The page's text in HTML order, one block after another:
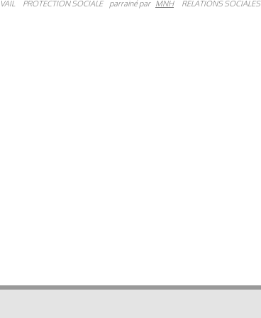
PROTECTION SOCIALE parrainé par MNH RELATIONS SOCIALES